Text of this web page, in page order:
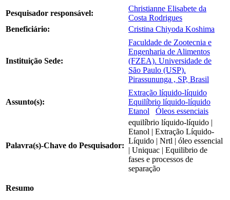
Pesquisador responsável:
Christianne Elisabete da
Costa Rodrigues
Beneficiário:
Cristina Chiyoda Koshima
Instituição Sede:
Faculdade de Zootecnia e
Engenharia de Alimentos
(FZEA). Universidade de
São Paulo (USP).
Pirassununga , SP, Brasil
Assunto(s):
Extração líquido-líquido
Equilíbrio líquido-líquido
Etanol
Óleos essenciais
Palavra(s)-Chave do Pesquisador:
equilíbrio líquido-líquido |
Etanol | Extração Líquido-
Líquido | Nrtl | óleo essencial
| Uniquac | Equilibrio de
fases e processos de
separação
Resumo